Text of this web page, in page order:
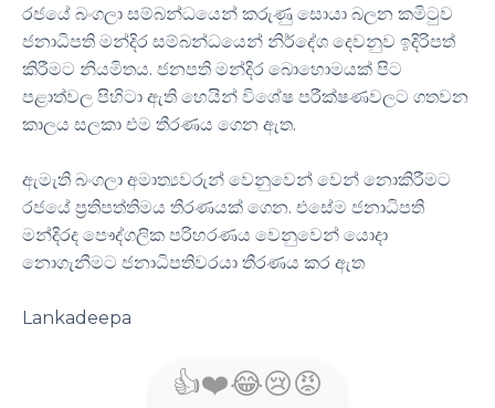
රජයේ බංගලා සම්බන්ධයෙන් කරුණු සොයා බලන කමිටුව
ජනාධිපති මන්දිර සම්බන්ධයෙන් නිර්දේශ දෙවනුව ඉදිරිපත්
කිරීමට නියමිතය. ජනපති මන්දිර බොහොමයක් පිට
පළාත්වල පිහිටා ඇති හෙයින් විශේෂ පරීක්ෂණවලට ගතවන
කාලය සලකා එම තීරණය ගෙන ඇත.
ඇමැති බංගලා අමාත්‍යවරුන් වෙනුවෙන් වෙන් නොකිරීමට
රජයේ ප්‍රතිපත්තිමය තීරණයක් ගෙන. එසේම ජනාධිපති
මන්දිරද පෞද්ගලික පරිහරණය වෙනුවෙන් යොදා
නොගැනීමට ජනාධිපතිවරයා තීරණය කර ඇත
Lankadeepa
👍❤️😂😢😡